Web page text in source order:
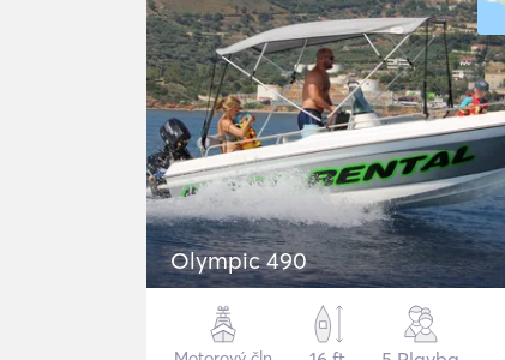
Olympic 490